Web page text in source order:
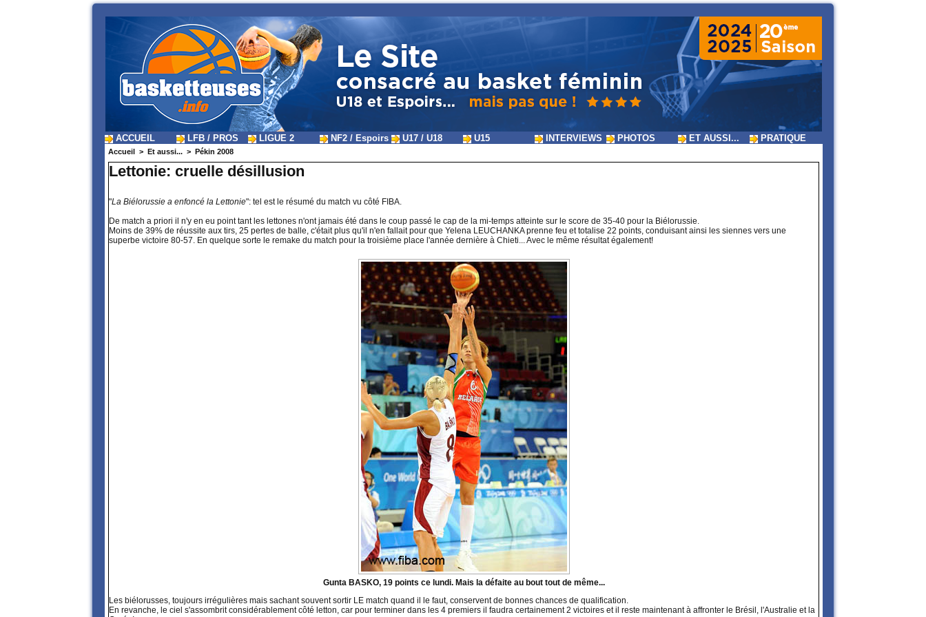
ACCUEIL LFB / PROS LIGUE 2 NF2 / Espoirs U17 / U18 U15 INTERVIEWS PHOTOS ET AUSSI... PRATIQUE
Accueil > Et aussi... > Pékin 2008
Lettonie: cruelle désillusion
"La Biélorussie a enfoncé la Lettonie": tel est le résumé du match vu côté FIBA.
De match a priori il n'y en eu point tant les lettones n'ont jamais été dans le coup passé le cap de la mi-temps atteinte sur le score de 35-40 pour la Biélorussie.
Moins de 39% de réussite aux tirs, 25 pertes de balle, c'était plus qu'il n'en fallait pour que Yelena LEUCHANKA prenne feu et totalise 22 points, conduisant ainsi les siennes vers une
superbe victoire 80-57. En quelque sorte le remake du match pour la troisième place l'année dernière à Chieti... Avec le même résultat également!
Gunta BASKO, 19 points ce lundi. Mais la défaite au bout tout de même...
Les biélorusses, toujours irrégulières mais sachant souvent sortir LE match quand il le faut, conservent de bonnes chances de qualification.
En revanche, le ciel s'assombrit considérablement côté letton, car pour terminer dans les 4 premiers il faudra certainement 2 victoires et il reste maintenant à affronter le Brésil, l'Australie et la